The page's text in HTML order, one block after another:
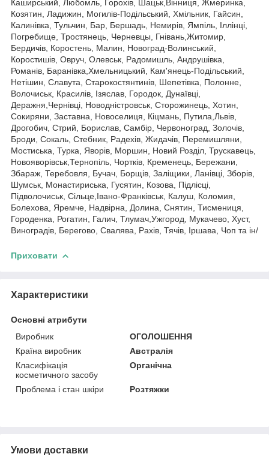
Каширський, Любомль, Горохів, Шацьк,Вінниця, Жмеринка,
Козятин, Ладижин, Могилів-Подільський, Хмільник, Гайсин,
Калинівка, Тульчин, Бар, Бершадь, Немирів, Ямпіль, Іллінці,
Погребище, Тростянець, Черневцы, Гнівань,Житомир,
Бердичів, Коростень, Малин, Новоград-Волинський,
Коростишів, Овруч, Олевськ, Радомишль, Андрушівка,
Романів, Баранівка,Хмельницький, Кам'янець-Подільський,
Нетішин, Славута, Старокостянтинів, Шепетівка, Полонне,
Волочиськ, Красилів, Ізяслав, Городок, Дунаївці,
Деражня,Чернівці, Новодністровськ, Сторожинець, Хотин,
Сокиряни, Заставна, Новоселиця, Кіцмань, Путила,Львів,
Дрогобич, Стрий, Борислав, Самбір, Червоноград, Золочів,
Броди, Сокаль, Стебник, Радехів, Жидачів, Перемишляни,
Мостиська, Турка, Яворів, Моршин, Новий Розділ, Трускавець,
Новояворівськ,Тернопіль, Чортків, Кременець, Бережани,
Збараж, Теребовля, Бучач, Борщів, Заліщики, Ланівці, Зборів,
Шумськ, Монастириська, Гусятин, Козова, Підлісці,
Підволочиськ, Сільце,Івано-Франківськ, Калуш, Коломия,
Болехова, Яремче, Надвірна, Долина, Снятин, Тисмениця,
Городенка, Рогатин, Галич, Тлумач,Ужгород, Мукачево, Хуст,
Виноградів, Берегово, Свалява, Рахів, Тячів, Іршава, Чоп та ін/
Приховати
Характеристики
Основні атрибути
Виробник
ОГОЛОШЕННЯ
Країна виробник
Австралія
Класифікація
косметичного засобу
Органічна
Проблема і стан шкіри Розтяжки
Умови доставки